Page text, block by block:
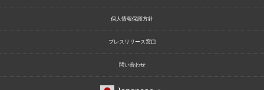
個人情報保護方針
プレスリリース窓口
問い合わせ